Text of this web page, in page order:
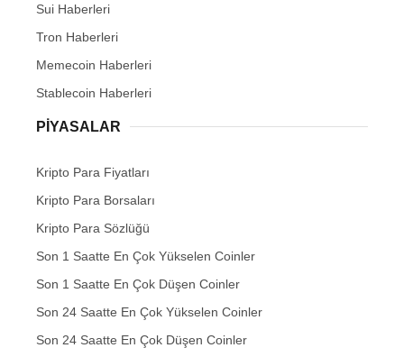
Sui Haberleri
Tron Haberleri
Memecoin Haberleri
Stablecoin Haberleri
PIYASALAR
Kripto Para Fiyatları
Kripto Para Borsaları
Kripto Para Sözlüğü
Son 1 Saatte En Çok Yükselen Coinler
Son 1 Saatte En Çok Düşen Coinler
Son 24 Saatte En Çok Yükselen Coinler
Son 24 Saatte En Çok Düşen Coinler